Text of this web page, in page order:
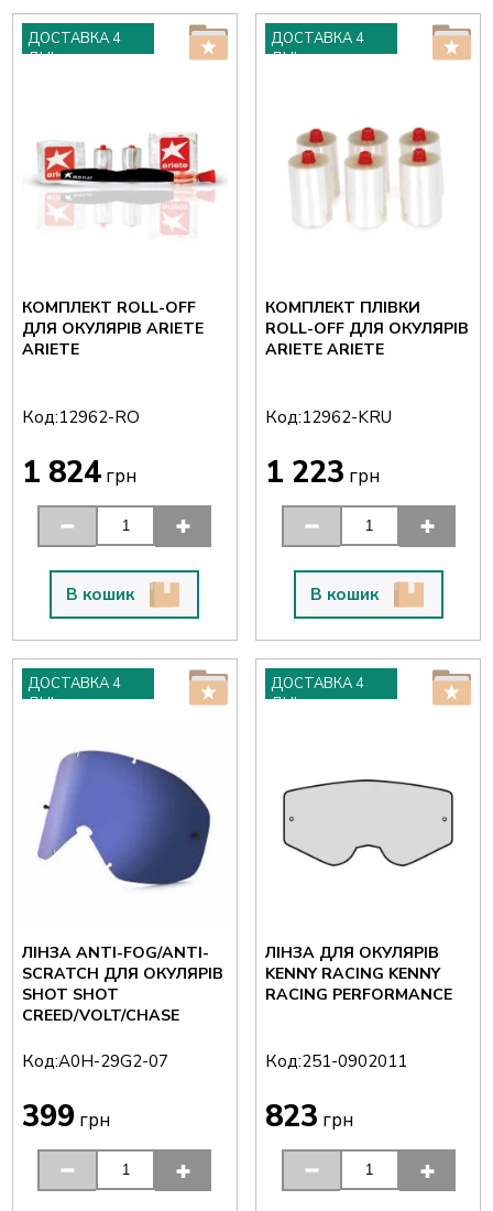
ДОСТАВКА 4
ДНІ
КОМПЛЕКТ ROLL-OFF
ДЛЯ ОКУЛЯРІВ ARIETE
ARIETE
Код:12962-RO
1 824грн
В кошик
ДОСТАВКА 4
ДНІ
КОМПЛЕКТ ПЛІВКИ
ROLL-OFF ДЛЯ ОКУЛЯРІВ
ARIETE ARIETE
Код:12962-KRU
1 223 грн
В кошик
ДОСТАВКА 4
ДНІ
ЛІНЗА ANTI-FOG/ANTI-
SCRATCH ДЛЯ ОКУЛЯРІВ
SHOT SHOT
CREED/VOLT/CHASE
Код:A0H-29G2-07
399грн
ДОСТАВКА 4
ДНІ
ЛІНЗА ДЛЯ ОКУЛЯРІВ
KENNY RACING KENNY
RACING PERFORMANCE
Код:251-0902011
823 грн